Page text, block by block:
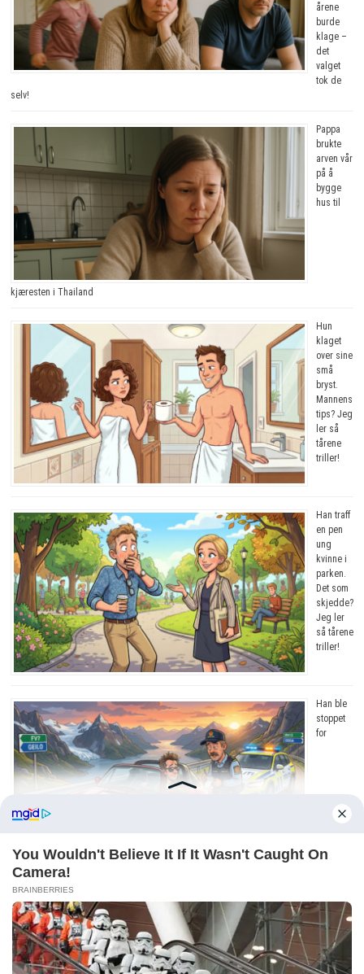
årene
burde
klage –
det
valget
tok de
selv!
Pappa
brukte
arven vår
på å
bygge
hus til
kjæresten i Thailand
Hun
klaget
over sine
små
bryst.
Mannens
tips? Jeg
ler så
tårene
triller!
Han traff
en pen
ung
kvinne i
parken.
Det som
skjedde?
Jeg ler
så tårene
triller!
Han ble
stoppet
for
råkjøring. Grunnen? Jeg ler så tårene triller!